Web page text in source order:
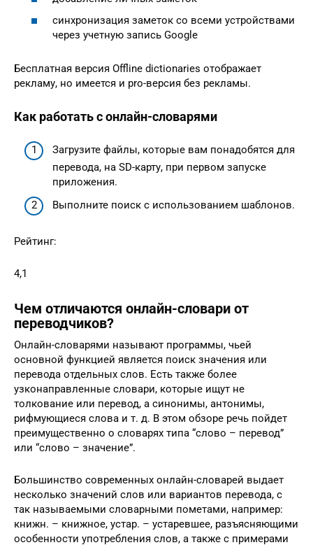
синхронизация заметок со всеми устройствами
через учетную запись Google
Бесплатная версия Offline dictionaries отображает
рекламу, но имеется и pro-версия без рекламы.
Как работать с онлайн-словарями
Загрузите файлы, которые вам понадобятся для
перевода, на SD-карту, при первом запуске
приложения.
Выполните поиск с использованием шаблонов.
Рейтинг:
4,1
Чем отличаются онлайн-словари от
переводчиков?
Онлайн-словарями называют программы, чьей
основной функцией является поиск значения или
перевода отдельных слов. Есть также более
узконаправленные словари, которые ищут не
толкование или перевод, а синонимы, антонимы,
рифмующиеся слова и т. д. В этом обзоре речь пойдет
преимущественно о словарях типа “слово – перевод”
или “слово – значение”.
Большинство современных онлайн-словарей выдает
несколько значений слов или вариантов перевода, с
так называемыми словарными пометами, например:
книжн. – книжное, устар. – устаревшее, разъясняющими
особенности употребления слов, а также с примерами